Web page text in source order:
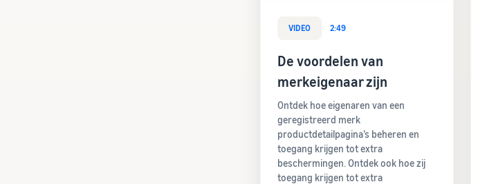
VIDEO 2:49
De voordelen van
merkeigenaar zijn
Ontdek hoe eigenaren van een
geregistreerd merk
productdetailpagina’s beheren en
toegang krijgen tot extra
beschermingen. Ontdek ook hoe zij
toegang krijgen tot extra